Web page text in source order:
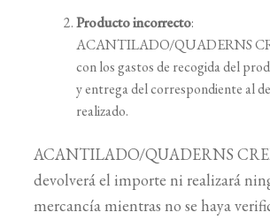
Producto incorrecto:
ACANTILADO/QUADERNS
con los gastos de recogida del
y entrega del correspondiente al
realizado.
ACANTILADO/QUADERNS
devolverá el importe ni realizará
mercancía mientras no se haya